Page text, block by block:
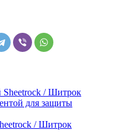
для защиты
/ Шитрок